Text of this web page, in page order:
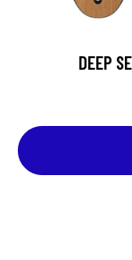
DEEP